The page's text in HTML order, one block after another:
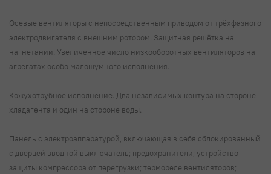
Осевые вентиляторы с непосредственным приводом от трёхфазного
электродвигателя с внешним ротором. Защитная решётка на
нагнетании. Увеличенное число низкооборотных вентиляторов на
агрегатах особо малошумного исполнения.
Кожухотрубное исполнение. Два независимых контура на стороне
хладагента и один на стороне воды.
Панель с электроаппаратурой, включающая в себя сблокированный
с дверцей вводной выключатель; предохранители; устройство
защиты компрессора от перегрузки; термореле вентиляторов;